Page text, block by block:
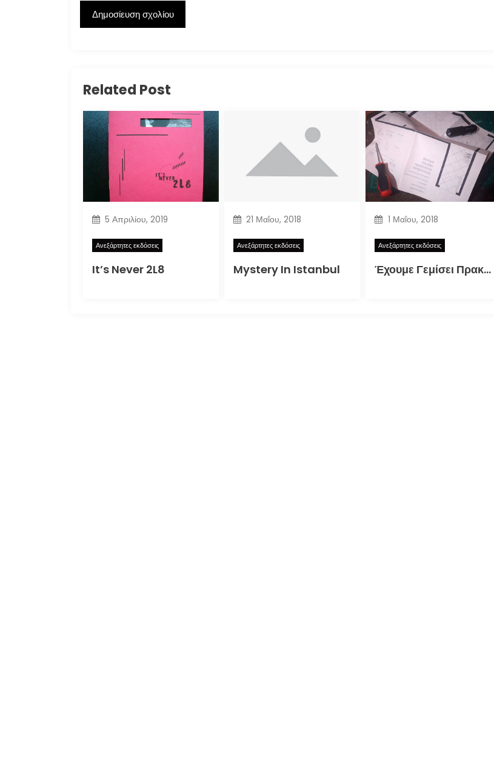
Related Post
5 Απριλίου, 2019
Ανεξάρτητες εκδόσεις
It’s Never 2L8
21 Μαΐου, 2018
Ανεξάρτητες εκδόσεις
Mystery In Istanbul
1 Μαΐου, 2018
Ανεξάρτητες εκδόσεις
Έχουμε Γεμίσει Πρακτικούς Ανθρώπους